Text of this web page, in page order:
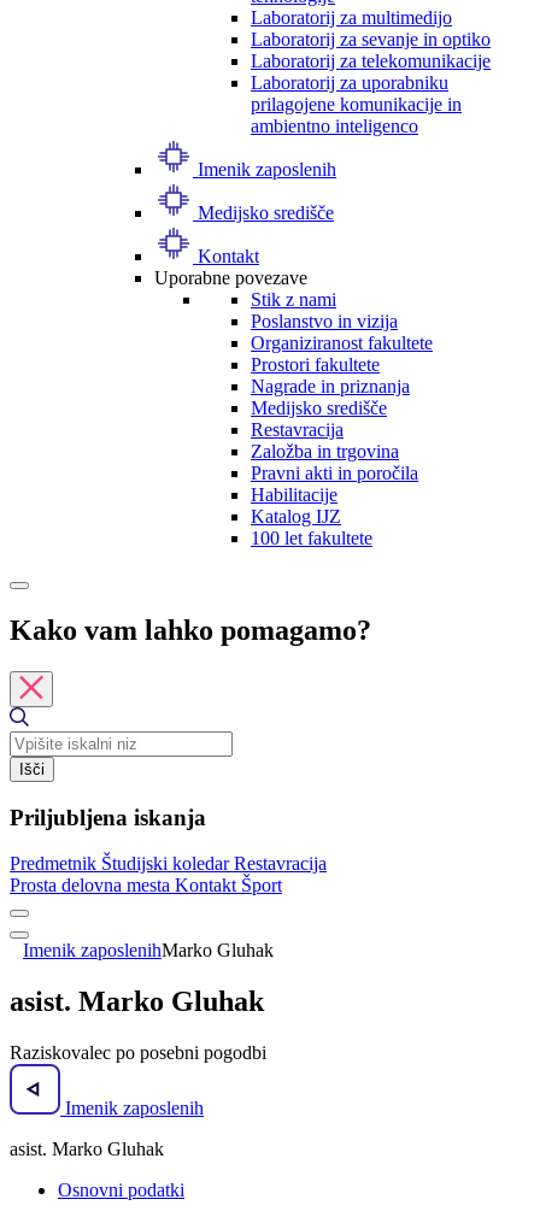
Laboratorij za multimedijo
Laboratorij za sevanje in optiko
Laboratorij za telekomunikacije
Laboratorij za uporabniku
prilagojene komunikacije in
ambientno inteligenco
Imenik zaposlenih
Medijsko središče
Kontakt
Uporabne povezave
Stik z nami
Poslanstvo in vizija
Organiziranost fakultete
Prostori fakultete
Nagrade in priznanja
Medijsko središče
Restavracija
Založba in trgovina
Pravni akti in poročila
Habilitacije
Katalog IJZ
100 let fakultete
Kako vam lahko pomagamo?
Išči
Priljubljena iskanja
Predmetnik Študijski koledarRestavracija
Prosta delovna mesta Kontakt Šport
Imenik zaposlenihMarko Gluhak
asist. Marko Gluhak
Raziskovalec po posebni pogodbi
Imenik zaposlenih
asist. Marko Gluhak
Osnovni podatki